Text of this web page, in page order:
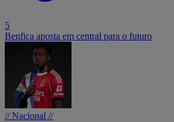
5
Benfica aposta em central para o futuro
// Nacional //